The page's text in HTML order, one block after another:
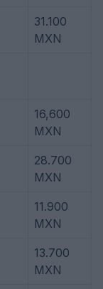
31.100
MXN
16,600
MXN
28.700
MXN
11.900
MXN
13.700
MXN